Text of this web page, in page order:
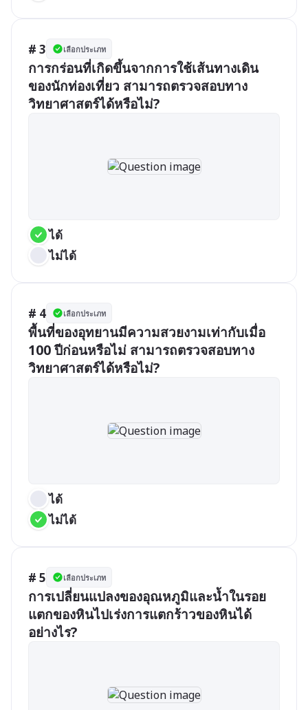
# 3 เลือกประเภท
การกร่อนที่เกิดขึ้นจากการใช้เส้นทางเดิน
ของนักท่องเที่ยว สามารถตรวจสอบทาง
วิทยาศาสตร์ได้หรือไม่?
ได้
ไม่ได้
# 4 เลือกประเภท
พื้นที่ของอุทยานมีความสวยงามเท่ากับเมื่อ
100 ปีก่อนหรือไม่ สามารถตรวจสอบทาง
วิทยาศาสตร์ได้หรือไม่?
ได้
ไม่ได้
# 5 เลือกประเภท
การเปลี่ยนแปลงของอุณหภูมิและน้ำในรอย
แตกของหินไปเร่งการแตกร้าวของหินได้
อย่างไร?